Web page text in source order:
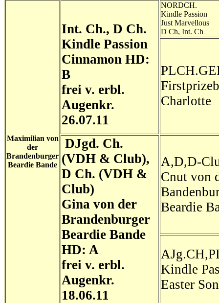
Maximilian von
der
Brandenburger
Beardie Bande
Int. Ch., D Ch.
Kindle Passion
Cinnamon HD:
B
frei v. erbl.
Augenkr.
26.07.11
NORDCH.
Kindle Passion
Just Marvellous
D Ch, Int. Ch
Charlotte
DJgd. Ch.
(VDH & Club),
D Ch. (VDH &
Club)
Gina von der
Brandenburger
Beardie Bande
HD: A
frei v. erbl.
Augenkr.
18.06.11
A,D,D-
Cnut von
Beardie
Kindle
Easter